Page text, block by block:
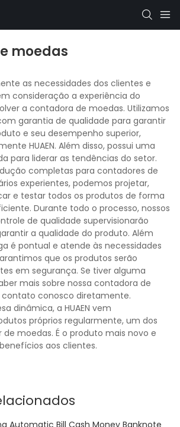
moedas
as necessidades dos clientes e
consideração a experiência do
a contadora de moedas. Utilizamos
garantia de qualidade para garantir
e seu desempenho superior,
HUAEN. Além disso, possui uma
para liderar as tendências do setor.
completas para contadores de
experientes, podemos projetar,
e testar todos os produtos de forma
Durante todo o processo, nossos
de qualidade supervisionarão
a qualidade do produto. Além
é pontual e atende às necessidades
que os produtos serão
em segurança. Se tiver alguma
mais sobre nossa contadora de
conosco diretamente.
dinâmica, a HUAEN vem
próprios regularmente, um dos
moedas. É o produto mais novo e
aos clientes.